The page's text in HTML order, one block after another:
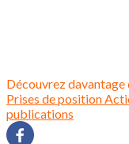
Découvrez davantage
Prises de position
publications